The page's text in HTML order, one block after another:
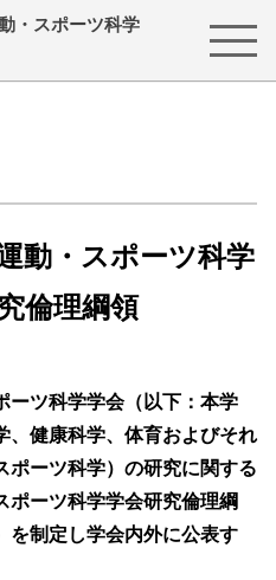
・スポーツ科学
動・スポーツ科学
倫理綱領
ーツ科学学会（以下：本学
、健康科学、体育およびそれ
ポーツ科学）の研究に関する
ポーツ科学学会研究倫理綱
を制定し学会内外に公表す